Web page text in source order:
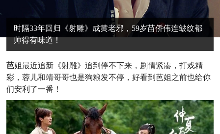
时隔33年回归《射雕》成黄老邪，59岁苗侨伟连皱纹都
帅得有味道！
芭姐最近追新《射雕》追到停不下来，剧情紧凑，打戏精
彩，蓉儿和靖哥哥也是狗粮发不停，好看到芭姐之前也给你
们安利了一番！